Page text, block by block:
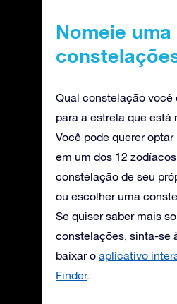
Nomeie
Qual constelação você
para a estrela que está
Você pode querer
em um dos 12
constelação de seu
ou escolher uma
Se quiser saber mais
constelações, sinta-se
baixar o aplicativo
Finder.